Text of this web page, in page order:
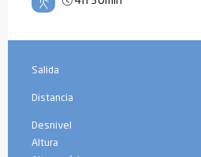
Información práctica
Salida
Distancia
Desnivel
Altura